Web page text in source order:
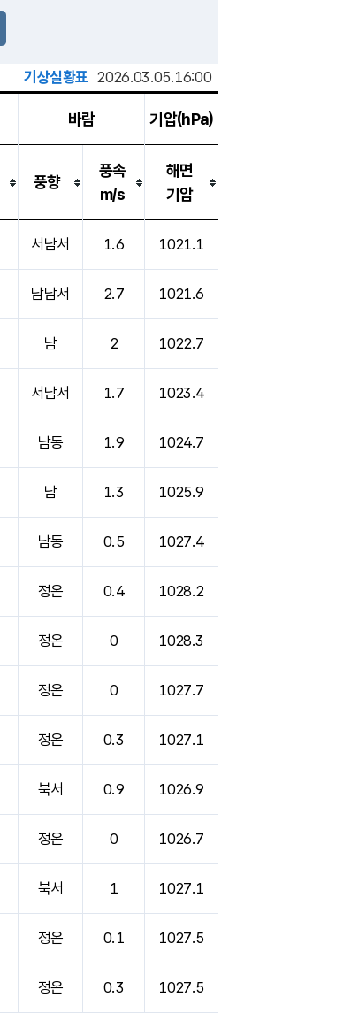
기상실황표 2026.03.05.16:00
바람 기압(hPa)
풍향
풍속
m/s
해면
기압
서남서 1.6 1021.1
남남서 2.7 1021.6
남 2 1022.7
서남서 1.7 1023.4
남동 1.9 1024.7
남 1.3 1025.9
남동 0.5 1027.4
정온 0.4 1028.2
정온 0 1028.3
정온 0 1027.7
정온 0.3 1027.1
북서 0.9 1026.9
정온 0 1026.7
북서 1 1027.1
정온 0.1 1027.5
정온 0.3 1027.5